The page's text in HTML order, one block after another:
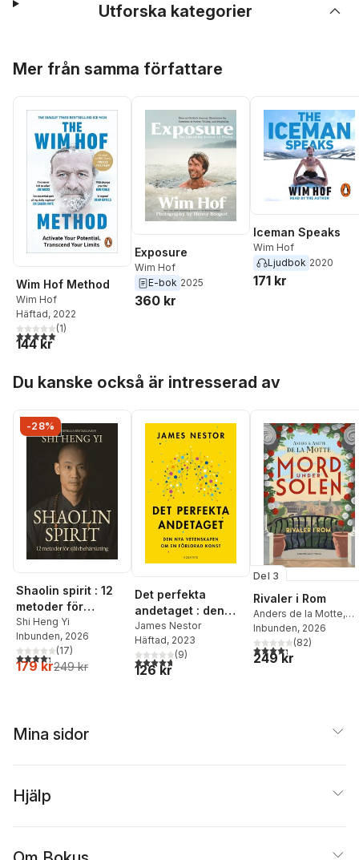
Utforska kategorier
Mer från samma författare
Wim Hof Method
Wim Hof
Häftad, 2022
5,0utav 5 stjärnor. Totalt antal röster:
(1)
144 kr
Exposure
Wim Hof
E-bok 2025
360 kr
Iceman Speaks
Wim Hof
Ljudbok 2020
171 kr
Du kanske också är intresserad av
-28%
Shaolin spirit : 12
metoder för
självbehärskning
Shi Heng Yi
Inbunden, 2026
4,3utav 5 stjärnor. Totalt antal röster:
(17)
179 kr249 kr
Det perfekta
andetaget : den
nya vetenskapen
om en förlorad
konst
James Nestor
Häftad, 2023
4,7utav 5 stjärnor. Totalt antal röster:
(9)
126 kr
Del 3
Rivaler i Rom
Anders de la Motte,
Anette de la Motte
Inbunden, 2026
4,3utav 5 stjärnor.
(82)
249 kr
Mina sidor
Hjälp